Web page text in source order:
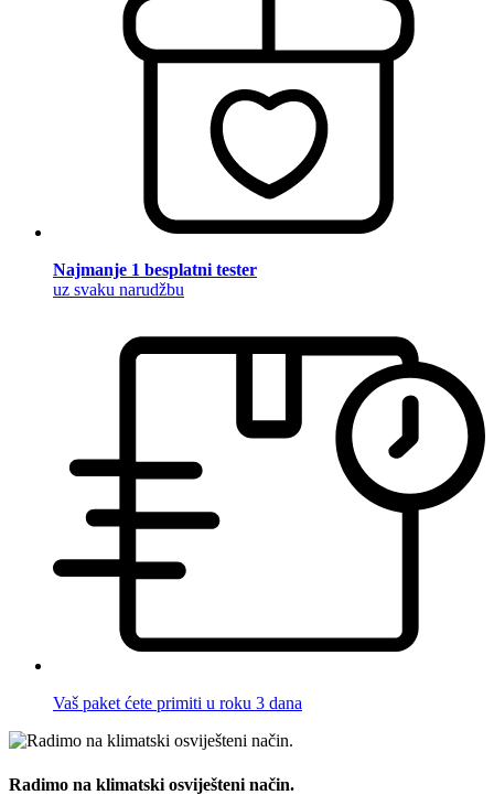
Najmanje 1 besplatni tester
uz svaku narudžbu
Vaš paket ćete primiti u roku 3 dana
Radimo na klimatski osviješteni način.